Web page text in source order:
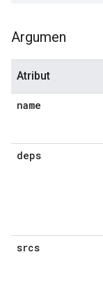
Argumen
Atribut
name
deps
srcs